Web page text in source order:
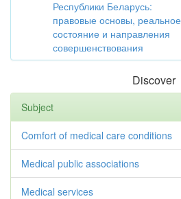
Республики Беларусь:
правовые основы, реальное
состояние и направления
совершенствования
Discover
Subject
Comfort of medical care conditions
Medical public associations
Medical services